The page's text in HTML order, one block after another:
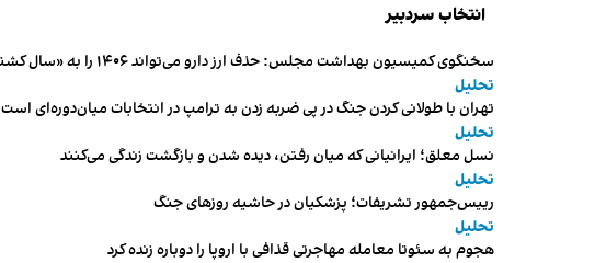
انتخاب سردبیر
سخنگوی کمیسیون بهداشت مجلس: حذف ارز دارو می‌تواند ۱۴۰۶ را به «سال کشتار بیماران» تبدیل کند
تحلیل
تهران با طولانی کردن جنگ در پی ضربه زدن به ترامپ در انتخابات میان‌دوره‌ای است
تحلیل
نسل معلق؛ ایرانیانی که میان رفتن، دیده شدن و بازگشت زندگی می‌کنند
تحلیل
رییس‌جمهور تشریفات؛ پزشکیان در حاشیه روزهای جنگ
تحلیل
هجوم به سئوتا معامله مهاجرتی قذافی با اروپا را دوباره زنده کرد